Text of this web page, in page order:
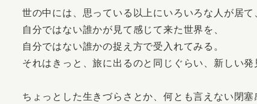
世の中には、思っている以上にいろいろな人が居て
自分ではない誰かが見て感じて来た世界を、
自分ではない誰かの捉え方で受入れてみる。
それはきっと、旅に出るのと同じぐらい、新しい発
ちょっとした生きづらさとか、何とも言えない閉